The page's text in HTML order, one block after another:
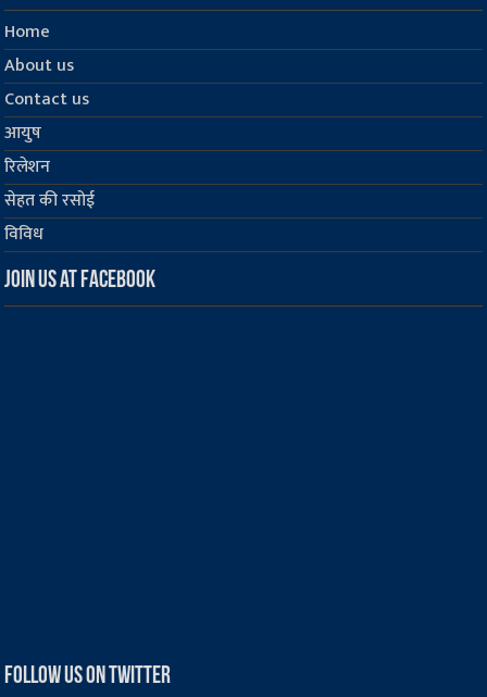
Home
About us
Contact us
आयुष
रिलेशन
सेहत की रसोई
विविध
Join us at Facebook
Follow us on Twitter